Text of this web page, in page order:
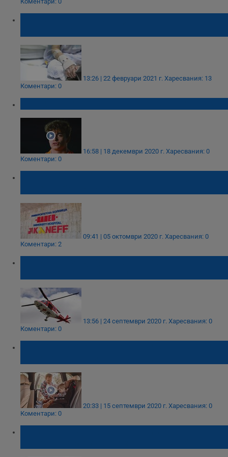
13:26 | 22 февруари 2021 г. Харесвания: 13
Коментари: 0
16:58 | 18 декември 2020 г. Харесвания: 0
Коментари: 0
09:41 | 05 октомври 2020 г. Харесвания: 0
Коментари: 2
13:56 | 24 септември 2020 г. Харесвания: 0
Коментари: 0
20:33 | 15 септември 2020 г. Харесвания: 0
Коментари: 0